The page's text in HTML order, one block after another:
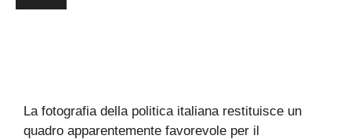
La fotografia della politica italiana restituisce un
quadro apparentemente favorevole per il